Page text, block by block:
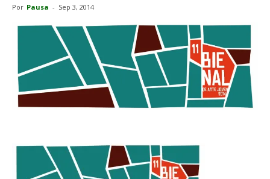
Por Pausa - Sep 3, 2014